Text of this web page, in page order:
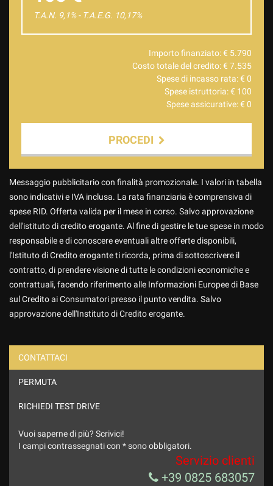
T.A.N. 9,1% - T.A.E.G. 10,17%
Importo finanziato: € 5.790
Costo totale del credito: € 7.535
Spese di incasso rata: € 0
Spese istruttoria: € 100
Spese assicurative: € 0
PROCEDI
Contattaci
Ho letto e accetto
marketing
Invia la tua richiesta
Messaggio pubblicitario con finalità promozionale. I valori in tabella
sono indicativi e IVA inclusa. La rata finanziaria è comprensiva di
spese RID. Offerta valida per il mese in corso. Salvo approvazione
dell'istituto di credito erogante. Al fine di gestire le tue spese in modo
responsabile e di conoscere eventuali altre offerte disponibili,
l'Istituto di Credito erogante ti ricorda, prima di sottoscrivere il
contratto, di prendere visione di tutte le condizioni economiche e
contrattuali, facendo riferimento alle Informazioni Europee di Base
sul Credito ai Consumatori presso il punto vendita. Salvo
approvazione dell'Instituto di Credito erogante.
CONTATTACI
PERMUTA
RICHIEDI TEST DRIVE
Vuoi saperne di più? Scrivici!
I campi contrassegnati con * sono obbligatori.
Servizio clienti
+39 0825 683057